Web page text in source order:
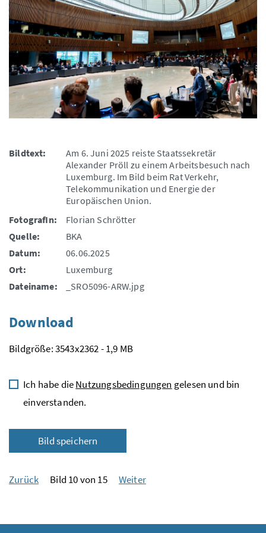
Bildtext:
Am 6. Juni 2025 reiste Staatssekretär
Alexander Pröll zu einem Arbeitsbesuch nach
Luxemburg. Im Bild beim Rat Verkehr,
Telekommunikation und Energie der
Europäischen Union.
FotografIn:
Florian Schrötter
Quelle:
BKA
Datum:
06.06.2025
Ort:
Luxemburg
Dateiname:
_SRO5096-ARW.jpg
Download
Bildgröße: 3543x2362 - 1,9 MB
Ich habe dieNutzungsbedingungen gelesen und bin
einverstanden.
Bild speichern
Zurück Bild 10 von 15 Weiter